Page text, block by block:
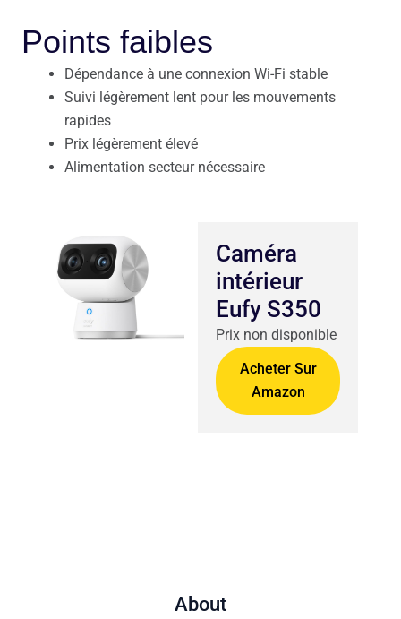
Points faibles
Dépendance à une connexion Wi-Fi stable
Suivi légèrement lent pour les mouvements
rapides
Prix légèrement élevé
Alimentation secteur nécessaire
Caméra
intérieur
Eufy S350
Prix non disponible
Acheter Sur
Amazon
About